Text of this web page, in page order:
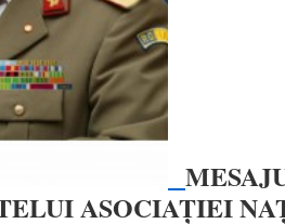
ASOCIAȚIEI